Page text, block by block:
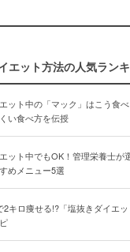
エット方法の人気ラン
ット中の「マック」はこう食
い食べ方を伝授
ット中でもOK！管理栄養士が
めメニュー5選
2キロ痩せる!?「塩抜きダイエ